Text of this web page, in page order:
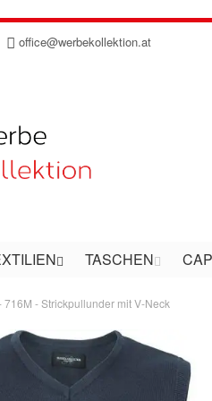
office@werbekollektion.at
TASCHEN
716M - Strickpullunder mit V-Neck